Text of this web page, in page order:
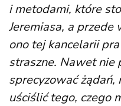
i metodami, które
Jeremiasa, a przede
ono tej kancelarii
straszne. Nawet nie
sprecyzować
uściślić tego, czego